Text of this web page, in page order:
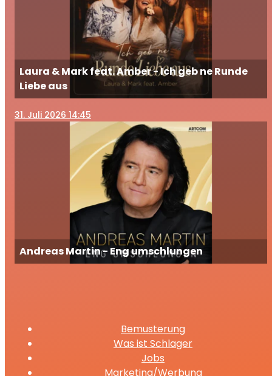
Laura & Mark feat. Amber - Ich geb ne Runde
Liebe aus
31. Juli 2026 14:45
Andreas Martin - Eng umschlungen
Bemusterung
Was ist Schlager
Jobs
Marketing/Werbung